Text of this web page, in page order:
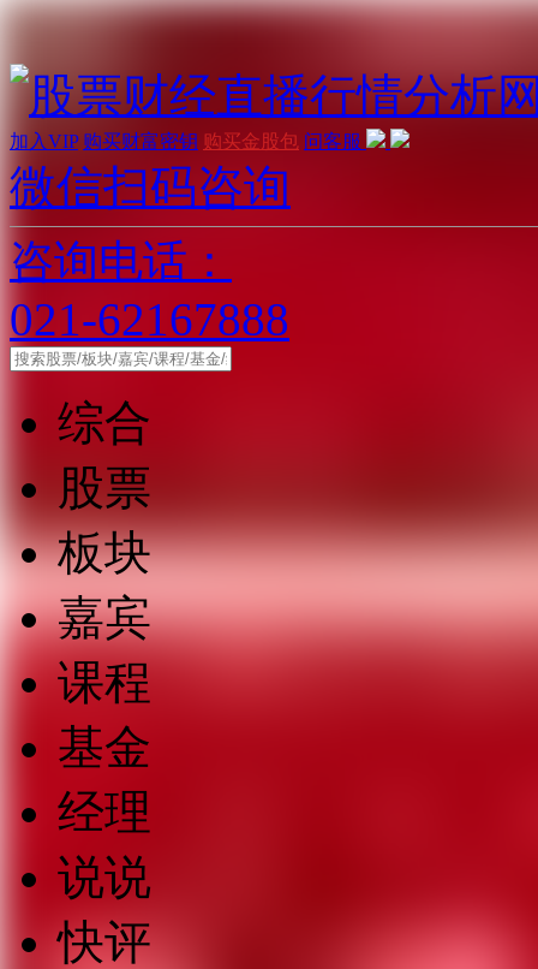
加入VIP 购买财富密钥 购买金股包 问客服
微信扫码咨询
咨询电话：
021-62167888
综合
股票
板块
嘉宾
课程
基金
经理
说说
快评